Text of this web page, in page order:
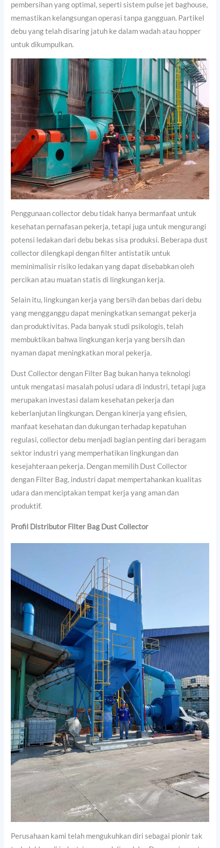
pembersihan yang optimal, seperti sistem pulse jet baghouse,
memastikan kelangsungan operasi tanpa gangguan. Partikel
debu yang telah disaring jatuh ke dalam wadah atau hopper
untuk dikumpulkan.
Penggunaan collector debu tidak hanya bermanfaat untuk
kesehatan pernafasan pekerja, tetapi juga untuk mengurangi
potensi ledakan dari debu bekas sisa produksi. Beberapa dust
collector dilengkapi dengan filter antistatik untuk
meminimalisir risiko ledakan yang dapat disebabkan oleh
percikan atau muatan statis di lingkungan kerja.
Selain itu, lingkungan kerja yang bersih dan bebas dari debu
yang mengganggu dapat meningkatkan semangat pekerja
dan produktivitas. Pada banyak studi psikologis, telah
membuktikan bahwa lingkungan kerja yang bersih dan
nyaman dapat meningkatkan moral pekerja.
Dust Collector dengan Filter Bag bukan hanya teknologi
untuk mengatasi masalah polusi udara di industri, tetapi juga
merupakan investasi dalam kesehatan pekerja dan
keberlanjutan lingkungan. Dengan kinerja yang efisien,
manfaat kesehatan dan dukungan terhadap kepatuhan
regulasi, collector debu menjadi bagian penting dari beragam
sektor industri yang memperhatikan lingkungan dan
kesejahteraan pekerja. Dengan memilih Dust Collector
dengan Filter Bag, industri dapat mempertahankan kualitas
udara dan menciptakan tempat kerja yang aman dan
produktif.
Profil Distributor Filter Bag Dust Collector
Perusahaan kami telah mengukuhkan diri sebagai pionir tak